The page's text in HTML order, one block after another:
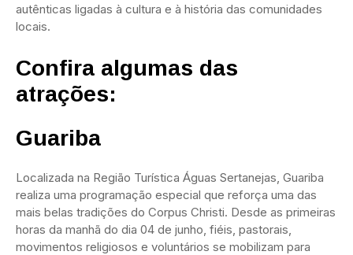
autênticas ligadas à cultura e à história das comunidades
locais.
Confira algumas das
atrações:
Guariba
Localizada na Região Turística Águas Sertanejas, Guariba
realiza uma programação especial que reforça uma das
mais belas tradições do Corpus Christi. Desde as primeiras
horas da manhã do dia 04 de junho, fiéis, pastorais,
movimentos religiosos e voluntários se mobilizam para